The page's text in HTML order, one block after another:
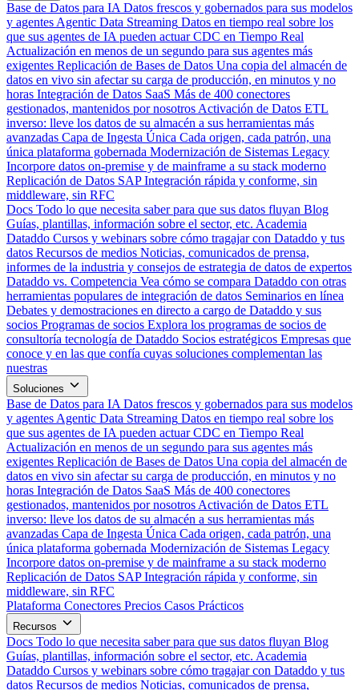
Base de Datos para IA Datos frescos y gobernados para sus modelos
y agentes Agentic Data Streaming Datos en tiempo real sobre los
que sus agentes de IA pueden actuar CDC en Tiempo Real
Actualización en menos de un segundo para sus agentes más
exigentes Replicación de Bases de Datos Una copia del almacén de
datos en vivo sin afectar su carga de producción, en minutos y no
horas Integración de Datos SaaS Más de 400 conectores
gestionados, mantenidos por nosotros Activación de Datos ETL
inverso: lleve los datos de su almacén a sus herramientas más
avanzadas Capa de Ingesta Única Cada origen, cada patrón, una
única plataforma gobernada Modernización de Sistemas Legacy
Incorpore datos on-premise y de mainframe a su stack moderno
Replicación de Datos SAP Integración rápida y conforme, sin
middleware, sin RFC
Docs Todo lo que necesita saber para que sus datos fluyan Blog
Guías, plantillas, información sobre el sector, etc. Academia
Dataddo Cursos y webinars sobre cómo tragajar con Dataddo y tus
datos Recursos de medios Noticias, comunicados de prensa,
informes de la industria y consejos de estrategia de datos de expertos
Dataddo vs. Competencia Vea cómo se compara Dataddo con otras
herramientas populares de integración de datos Seminarios en línea
Debates y demostraciones en directo a cargo de Dataddo y sus
socios Programas de socios Explora los programas de socios de
consultoría tecnología de Dataddo Socios estratégicos Empresas que
conoce y en las que confía cuyas soluciones complementan las
nuestras
Soluciones
Base de Datos para IA Datos frescos y gobernados para sus modelos
y agentes Agentic Data Streaming Datos en tiempo real sobre los
que sus agentes de IA pueden actuar CDC en Tiempo Real
Actualización en menos de un segundo para sus agentes más
exigentes Replicación de Bases de Datos Una copia del almacén de
datos en vivo sin afectar su carga de producción, en minutos y no
horas Integración de Datos SaaS Más de 400 conectores
gestionados, mantenidos por nosotros Activación de Datos ETL
inverso: lleve los datos de su almacén a sus herramientas más
avanzadas Capa de Ingesta Única Cada origen, cada patrón, una
única plataforma gobernada Modernización de Sistemas Legacy
Incorpore datos on-premise y de mainframe a su stack moderno
Replicación de Datos SAP Integración rápida y conforme, sin
middleware, sin RFC
Plataforma Conectores Precios Casos Prácticos
Recursos
Docs Todo lo que necesita saber para que sus datos fluyan Blog
Guías, plantillas, información sobre el sector, etc. Academia
Dataddo Cursos y webinars sobre cómo tragajar con Dataddo y tus
datos Recursos de medios Noticias, comunicados de prensa,